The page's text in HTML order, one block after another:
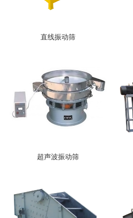
直线振动筛
超声波振动筛